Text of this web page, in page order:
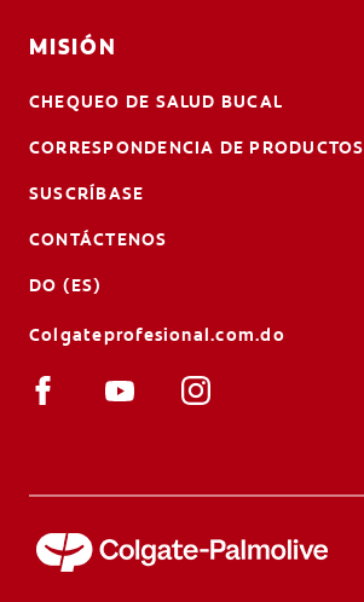
MISIÓN
CHEQUEO DE SALUD BUCAL
CORRESPONDENCIA DE PRODUCTOS
SUSCRÍBASE
CONTÁCTENOS
DO (ES)
Colgateprofesional.com.do